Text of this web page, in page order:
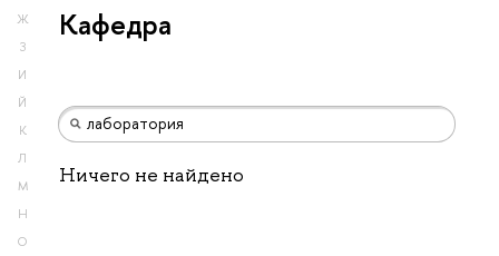
Ж
З
И
Й
К
Л
М
Н
О
Кафедра
Ничего не найдено